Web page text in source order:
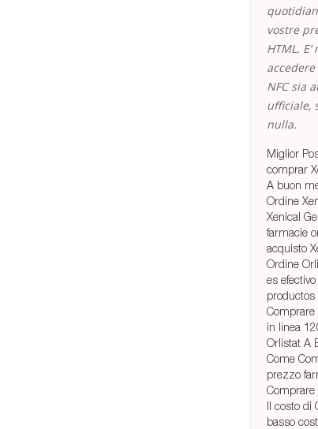
vostre
HTML.
NFC sia
ufficiale,
nulla.
Miglior
comprar
A buon
Ordine
Xenical
farmacie
acquisto
Ordine
es
productos
Comprare
in linea
Orlistat A
Come
prezzo
Comprare
Il costo di
basso